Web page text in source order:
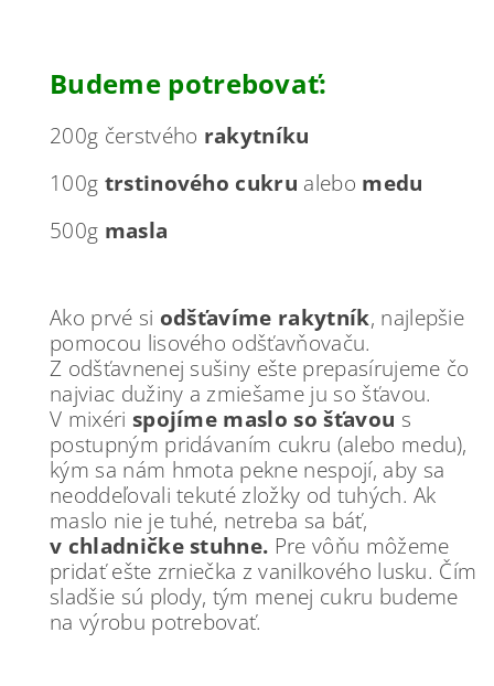
Budeme potrebovať:
200g čerstvého rakytníku
100g trstinového cukru alebo medu
500g masla
Ako prvé si odšťavíme rakytník, najlepšie
pomocou lisového odšťavňovaču.
Z odšťavnenej sušiny ešte prepasírujeme čo
najviac dužiny a zmiešame ju so šťavou.
V mixéri spojíme maslo so šťavou s
postupným pridávaním cukru (alebo medu),
kým sa nám hmota pekne nespojí, aby sa
neoddeľovali tekuté zložky od tuhých. Ak
maslo nie je tuhé, netreba sa báť,
v chladničke stuhne. Pre vôňu môžeme
pridať ešte zrniečka z vanilkového lusku. Čím
sladšie sú plody, tým menej cukru budeme
na výrobu potrebovať.